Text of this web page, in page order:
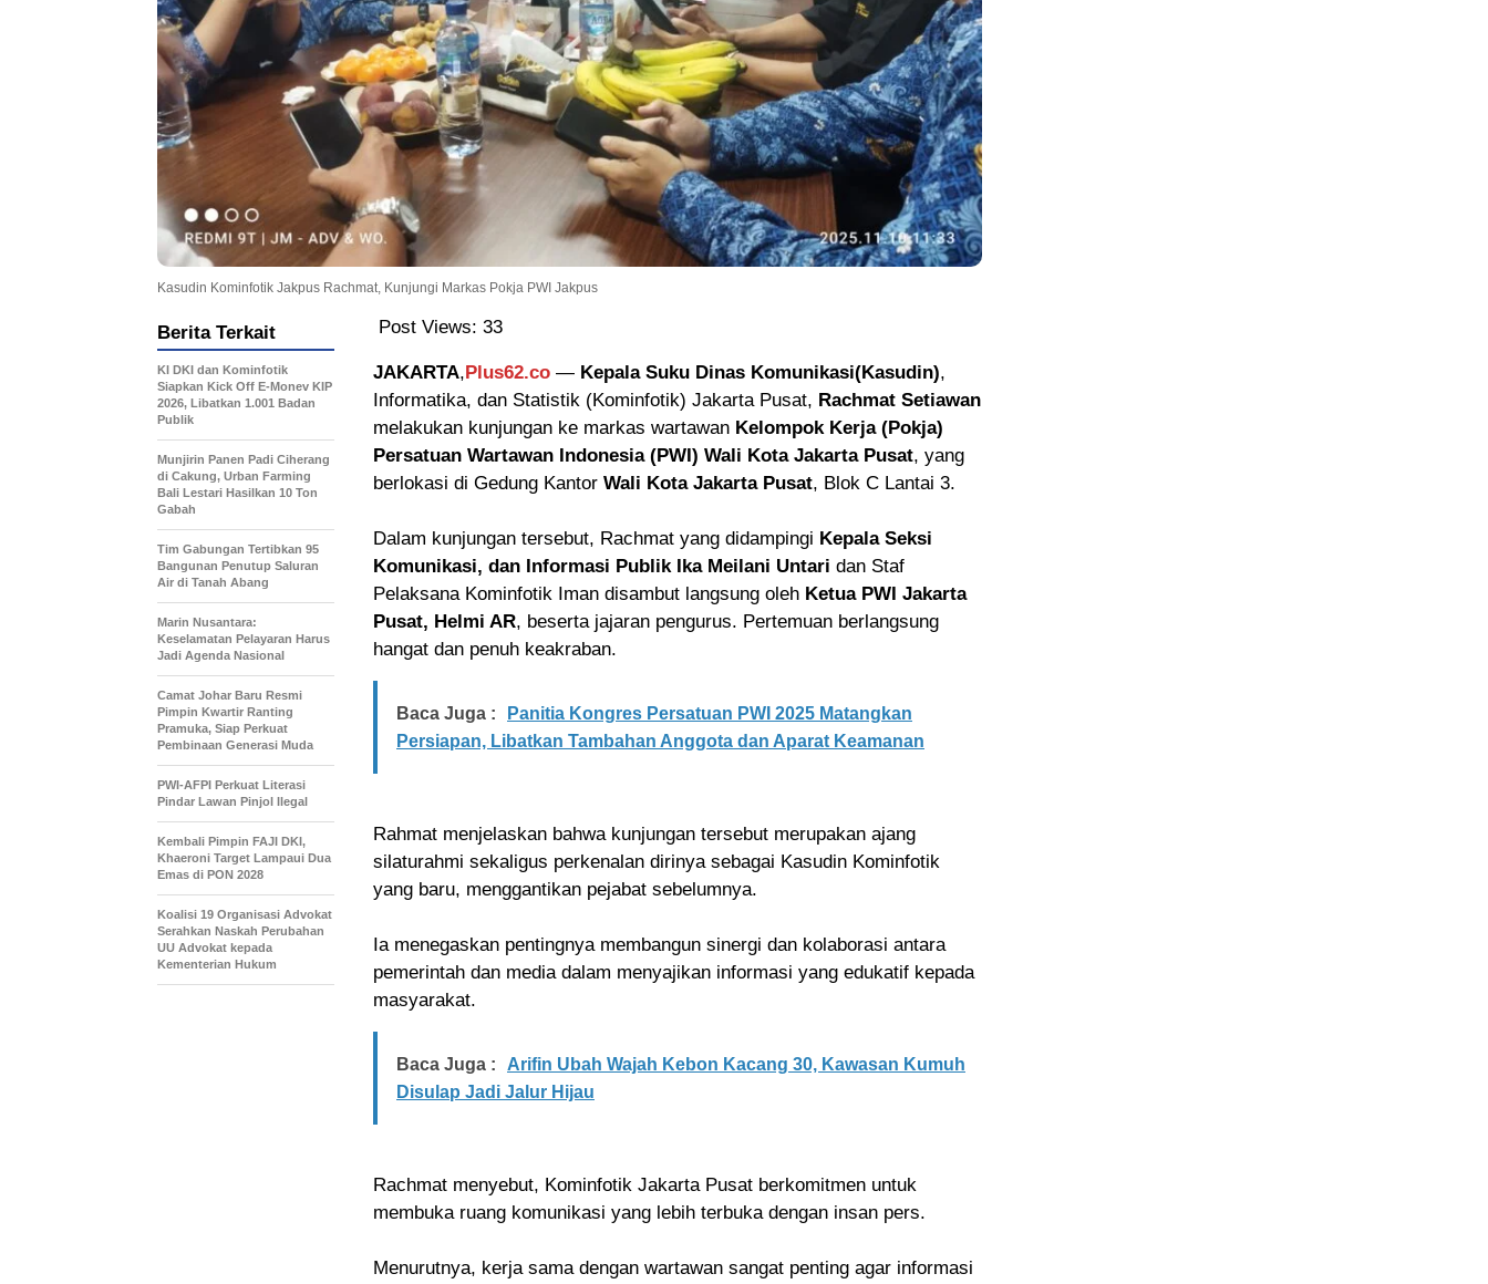
Kasudin Kominfotik Jakpus Rachmat, Kunjungi Markas Pokja PWI Jakpus
Post Views: 33
JAKARTA, Plus62.co — Kepala Suku Dinas Komunikasi(Kasudin),
Informatika, dan Statistik (Kominfotik) Jakarta Pusat, Rachmat Setiawan
melakukan kunjungan ke markas wartawan Kelompok Kerja (Pokja)
Persatuan Wartawan Indonesia (PWI) Wali Kota Jakarta Pusat, yang
berlokasi di Gedung Kantor Wali Kota Jakarta Pusat, Blok C Lantai 3.
Dalam kunjungan tersebut, Rachmat yang didampingi Kepala Seksi
Komunikasi, dan Informasi Publik Ika Meilani Untari dan Staf
Pelaksana Kominfotik Iman disambut langsung oleh Ketua PWI Jakarta
Pusat, Helmi AR, beserta jajaran pengurus. Pertemuan berlangsung
hangat dan penuh keakraban.
Baca Juga :
Panitia Kongres Persatuan PWI 2025 Matangkan
Persiapan, Libatkan Tambahan Anggota dan Aparat Keamanan
Rahmat menjelaskan bahwa kunjungan tersebut merupakan ajang
silaturahmi sekaligus perkenalan dirinya sebagai Kasudin Kominfotik
yang baru, menggantikan pejabat sebelumnya.
Ia menegaskan pentingnya membangun sinergi dan kolaborasi antara
pemerintah dan media dalam menyajikan informasi yang edukatif kepada
masyarakat.
Baca Juga :
Arifin Ubah Wajah Kebon Kacang 30, Kawasan Kumuh
Disulap Jadi Jalur Hijau
Rachmat menyebut, Kominfotik Jakarta Pusat berkomitmen untuk
membuka ruang komunikasi yang lebih terbuka dengan insan pers.
Menurutnya, kerja sama dengan wartawan sangat penting agar informasi
Berita Terkait
KI DKI dan Kominfotik
Siapkan Kick Off E-Monev KIP
2026, Libatkan 1.001 Badan
Publik
Munjirin Panen Padi Ciherang
di Cakung, Urban Farming
Bali Lestari Hasilkan 10 Ton
Gabah
Tim Gabungan Tertibkan 95
Bangunan Penutup Saluran
Air di Tanah Abang
Marin Nusantara:
Keselamatan Pelayaran Harus
Jadi Agenda Nasional
Camat Johar Baru Resmi
Pimpin Kwartir Ranting
Pramuka, Siap Perkuat
Pembinaan Generasi Muda
PWI-AFPI Perkuat Literasi
Pindar Lawan Pinjol Ilegal
Kembali Pimpin FAJI DKI,
Khaeroni Target Lampaui Dua
Emas di PON 2028
Koalisi 19 Organisasi Advokat
Serahkan Naskah Perubahan
UU Advokat kepada
Kementerian Hukum